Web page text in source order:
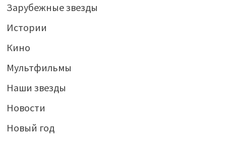
Зарубежные звезды
Истории
Кино
Мультфильмы
Наши звезды
Новости
Новый год